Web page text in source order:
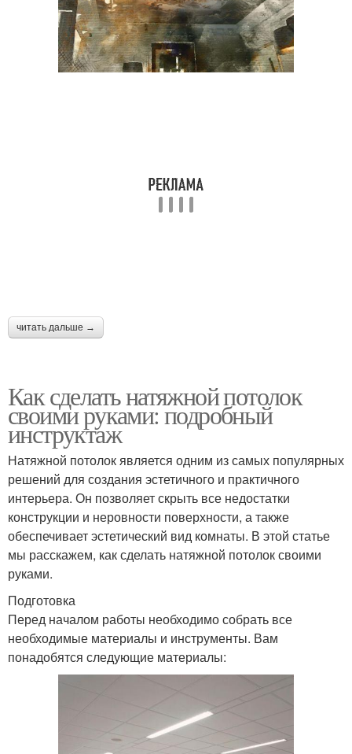
читать дальше →
Как сделать натяжной потолок
своими руками: подробный
инструктаж
Натяжной потолок является одним из самых популярных
решений для создания эстетичного и практичного
интерьера. Он позволяет скрыть все недостатки
конструкции и неровности поверхности, а также
обеспечивает эстетический вид комнаты. В этой статье
мы расскажем, как сделать натяжной потолок своими
руками.
Подготовка
Перед началом работы необходимо собрать все
необходимые материалы и инструменты. Вам
понадобятся следующие материалы: